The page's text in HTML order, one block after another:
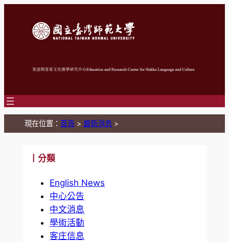
現在位置： 首頁 > 最新消息 >
丨分類
English News
中心公告
中文消息
學術活動
客庄信息